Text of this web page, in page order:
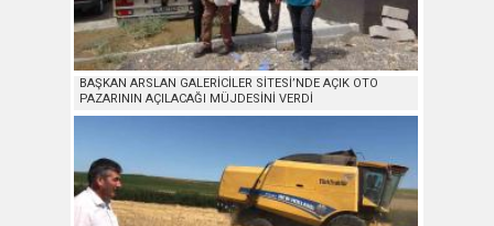
BAŞKAN ARSLAN GALERİCİLER SİTESİ’NDE AÇIK OTO
PAZARININ AÇILACAĞI MÜJDESİNİ VERDİ